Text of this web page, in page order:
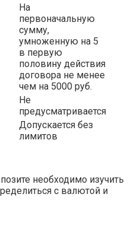
На
первоначальную
сумму,
умноженную на 5
в первую
половину действия
договора не менее
чем на 5000 руб.
Не
предусматривается
Допускается без
лимитов
необходимо изучить
с валютой и